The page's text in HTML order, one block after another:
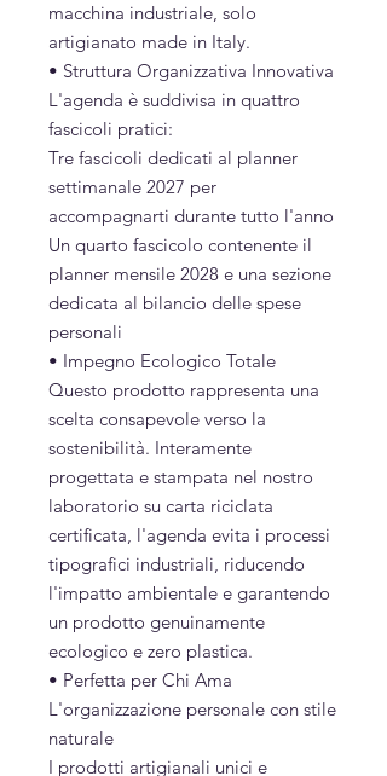
macchina industriale, solo
artigianato made in Italy.
• Struttura Organizzativa Innovativa
L'agenda è suddivisa in quattro
fascicoli pratici:
Tre fascicoli dedicati al planner
settimanale 2027 per
accompagnarti durante tutto l'anno
Un quarto fascicolo contenente il
planner mensile 2028 e una sezione
dedicata al bilancio delle spese
personali
• Impegno Ecologico Totale
Questo prodotto rappresenta una
scelta consapevole verso la
sostenibilità. Interamente
progettata e stampata nel nostro
laboratorio su carta riciclata
certificata, l'agenda evita i processi
tipografici industriali, riducendo
l'impatto ambientale e garantendo
un prodotto genuinamente
ecologico e zero plastica.
• Perfetta per Chi Ama
L'organizzazione personale con stile
naturale
I prodotti artigianali unici e